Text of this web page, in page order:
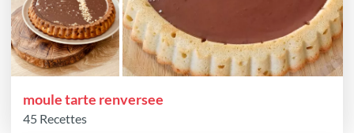
moule tarte renversee
45 Recettes